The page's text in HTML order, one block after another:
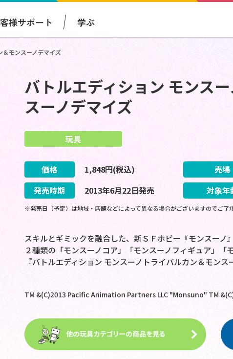
様サポート 学ぶ
＆モンスーノデマイズ
バトルエディション モンス
スーノデマイズ
玩具
価格 1,848円(税込) 売場
発売時期
2013年6月22日発売 対象年
※発売日（予定）は地域・店舗などによって異なる場合がございますのでご了
スキルとギミックを融合した、新ＳＦホビー『モンスーノ』
２種類の「モンスーノコア」「モンスーノフィギュア」「
『バトルエディション モンスーノトライバルカン＆モンス
TM &(C)2013 Pacific Animation Partners LLC "Monsuno" TM